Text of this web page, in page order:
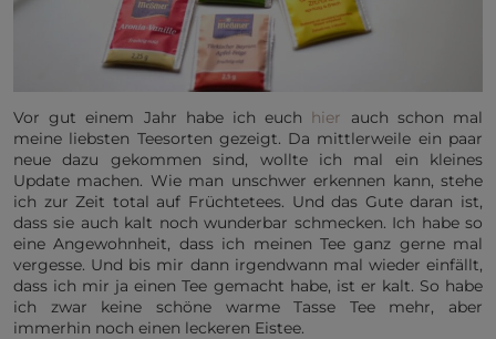
Vor gut einem Jahr habe ich euch hier auch schon mal
meine liebsten Teesorten gezeigt. Da mittlerweile ein paar
neue dazu gekommen sind, wollte ich mal ein kleines
Update machen. Wie man unschwer erkennen kann, stehe
ich zur Zeit total auf Früchtetees. Und das Gute daran ist,
dass sie auch kalt noch wunderbar schmecken. Ich habe so
eine Angewohnheit, dass ich meinen Tee ganz gerne mal
vergesse. Und bis mir dann irgendwann mal wieder einfällt,
dass ich mir ja einen Tee gemacht habe, ist er kalt. So habe
ich zwar keine schöne warme Tasse Tee mehr, aber
immerhin noch einen leckeren Eistee.